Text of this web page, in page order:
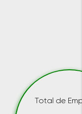
Total de